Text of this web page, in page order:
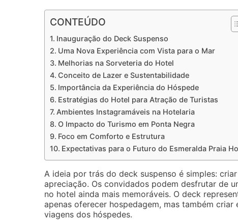
CONTEÚDO
Inauguração do Deck Suspenso
Uma Nova Experiência com Vista para o Mar
Melhorias na Sorveteria do Hotel
Conceito de Lazer e Sustentabilidade
Importância da Experiência do Hóspede
Estratégias do Hotel para Atração de Turistas
Ambientes Instagramáveis na Hotelaria
O Impacto do Turismo em Ponta Negra
Foco em Comforto e Estrutura
Expectativas para o Futuro do Esmeralda Praia
A ideia por trás do deck suspenso é simples:
apreciação. Os convidados podem desfrutar de
no hotel ainda mais memoráveis. O deck
apenas oferecer hospedagem, mas também
viagens dos hóspedes.